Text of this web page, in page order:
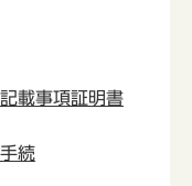
載事項証明書
続